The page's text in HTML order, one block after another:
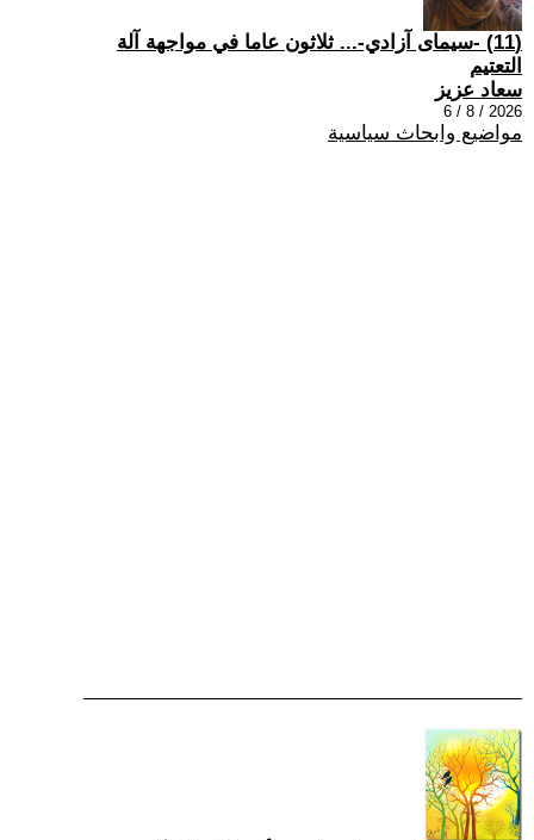
(11) -سيمای آزادي-... ثلاثون عاما في مواجهة آلة
التعتيم
سعاد عزيز
2026 / 8 / 6
مواضيع وابحاث سياسية